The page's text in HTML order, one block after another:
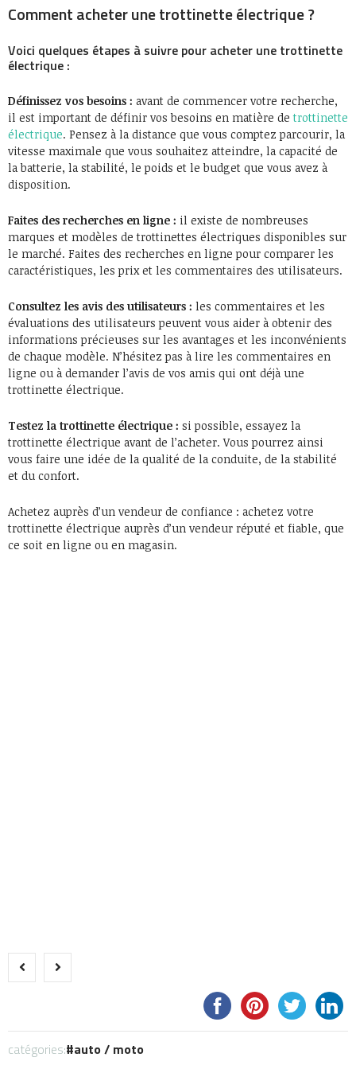
Comment acheter une trottinette électrique ?
Voici quelques étapes à suivre pour acheter une trottinette
électrique :
Définissez vos besoins : avant de commencer votre recherche,
il est important de définir vos besoins en matière detrottinette
électrique. Pensez à la distance que vous comptez parcourir, la
vitesse maximale que vous souhaitez atteindre, la capacité de
la batterie, la stabilité, le poids et le budget que vous avez à
disposition.
Faites des recherches en ligne : il existe de nombreuses
marques et modèles de trottinettes électriques disponibles sur
le marché. Faites des recherches en ligne pour comparer les
caractéristiques, les prix et les commentaires des utilisateurs.
Consultez les avis des utilisateurs : les commentaires et les
évaluations des utilisateurs peuvent vous aider à obtenir des
informations précieuses sur les avantages et les inconvénients
de chaque modèle. N’hésitez pas à lire les commentaires en
ligne ou à demander l’avis de vos amis qui ont déjà une
trottinette électrique.
Testez la trottinette électrique : si possible, essayez la
trottinette électrique avant de l’acheter. Vous pourrez ainsi
vous faire une idée de la qualité de la conduite, de la stabilité
et du confort.
Achetez auprès d’un vendeur de confiance : achetez votre
trottinette électrique auprès d’un vendeur réputé et fiable, que
ce soit en ligne ou en magasin.
catégories: auto / moto